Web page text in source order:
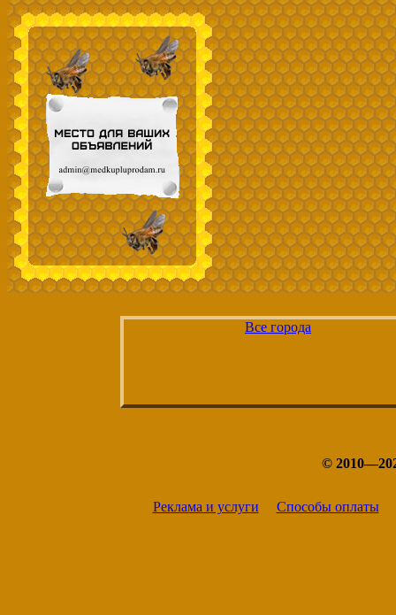
Все города
©
Реклама и услуги Способы оплаты